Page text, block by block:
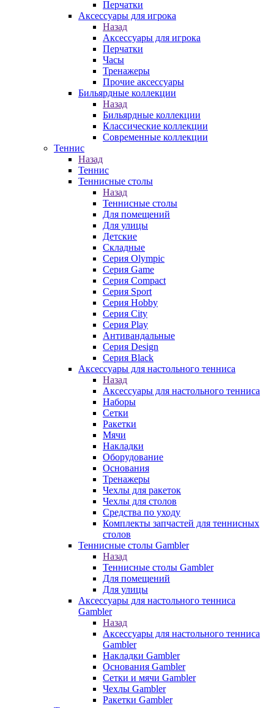
Перчатки
Аксессуары для игрока
Назад
Аксессуары для игрока
Перчатки
Часы
Тренажеры
Прочие аксессуары
Бильярдные коллекции
Назад
Бильярдные коллекции
Классические коллекции
Современные коллекции
Теннис
Назад
Теннис
Теннисные столы
Назад
Теннисные столы
Для помещений
Для улицы
Детские
Складные
Серия Olympic
Серия Game
Серия Compact
Серия Sport
Серия Hobby
Серия City
Серия Play
Антивандальные
Серия Design
Серия Black
Аксессуары для настольного тенниса
Назад
Аксессуары для настольного тенниса
Наборы
Сетки
Ракетки
Мячи
Накладки
Оборудование
Основания
Тренажеры
Чехлы для ракеток
Чехлы для столов
Средства по уходу
Комплекты запчастей для теннисных
столов
Теннисные столы Gambler
Назад
Теннисные столы Gambler
Для помещений
Для улицы
Аксессуары для настольного тенниса
Gambler
Назад
Аксессуары для настольного тенниса
Gambler
Накладки Gambler
Основания Gambler
Сетки и мячи Gambler
Чехлы Gambler
Ракетки Gambler